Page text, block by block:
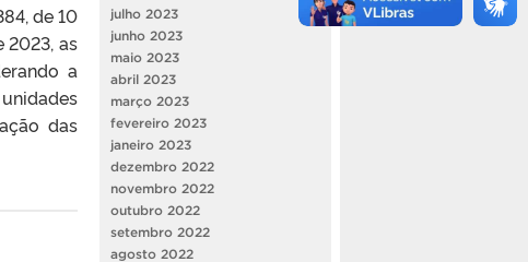
de 10
2023, as
a
das
julho 2023
junho 2023
maio 2023
abril 2023
março 2023
fevereiro 2023
janeiro 2023
dezembro 2022
novembro 2022
outubro 2022
setembro 2022
agosto 2022